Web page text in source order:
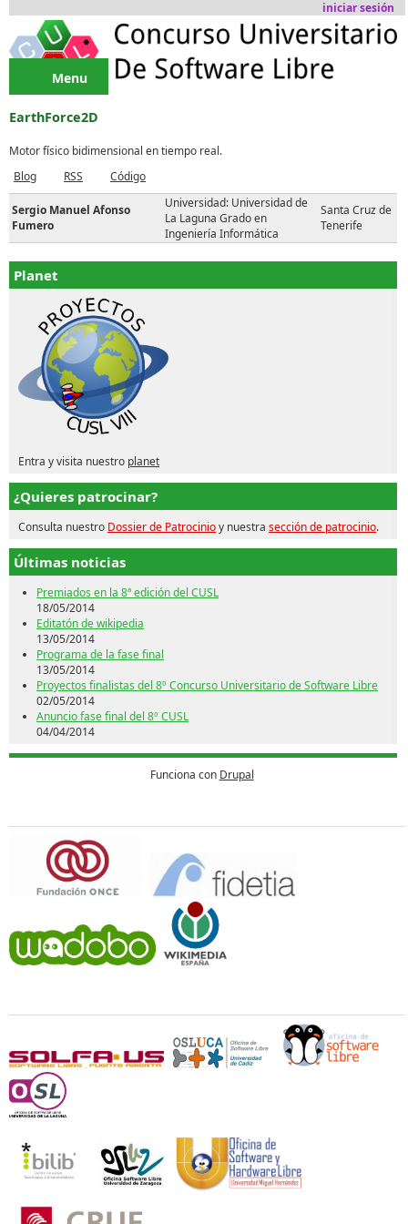
iniciar sesión
Menu
EarthForce2D
Motor físico bidimensional en tiempo real.
Blog
RSS Código
Sergio Manuel Afonso
Fumero
Universidad: Universidad de
La Laguna Grado en
Ingeniería Informática
Santa Cruz de
Tenerife
Planet
Entra y visita nuestro planet
¿Quieres patrocinar?
Consulta nuestro Dossier de Patrocinioy nuestra sección de patrocinio.
Últimas noticias
Premiados en la 8ª edición del CUSL
18/05/2014
Editatón de wikipedia
13/05/2014
Programa de la fase final
13/05/2014
Proyectos finalistas del 8º Concurso Universitario de Software Libre
02/05/2014
Anuncio fase final del 8º CUSL
04/04/2014
Funciona con Drupal